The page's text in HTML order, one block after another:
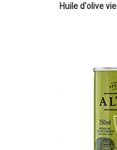
Huile d'olive